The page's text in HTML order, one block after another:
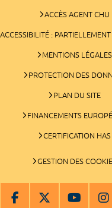
ACCÈS AGENT CHU
ACCESSIBILITÉ :
MENTIONS LÉGALES
PROTECTION DES
PLAN DU SITE
FINANCEMENTS
CERTIFICATION HAS
GESTION DES